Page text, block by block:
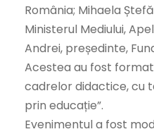
România; Mihaela
Ministerul Mediului,
Andrei, președinte,
Acestea au fost
cadrelor didactice, cu
prin educație”.
Evenimentul a fost